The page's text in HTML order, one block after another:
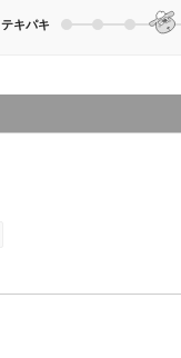
テキパキ